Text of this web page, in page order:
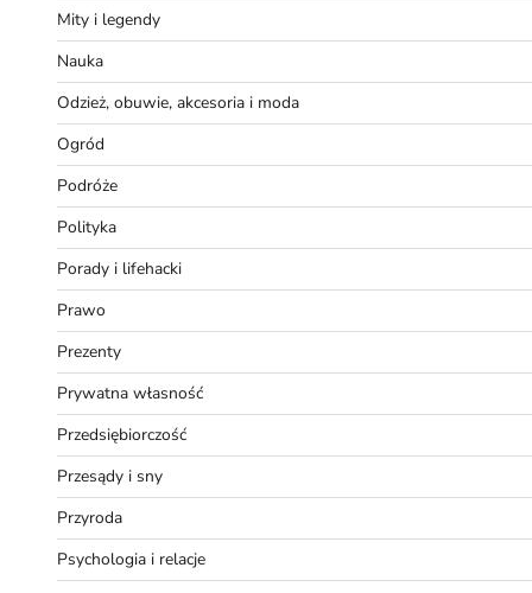
Mity i legendy
Nauka
Odzież, obuwie, akcesoria i moda
Ogród
Podróże
Polityka
Porady i lifehacki
Prawo
Prezenty
Prywatna własność
Przedsiębiorczość
Przesądy i sny
Przyroda
Psychologia i relacje